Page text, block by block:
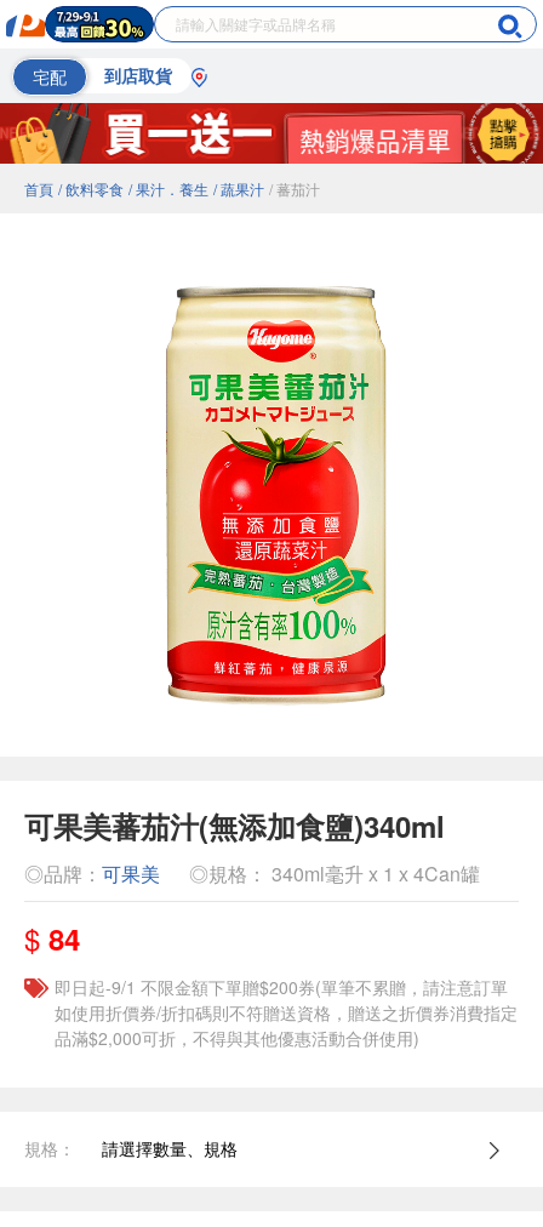
宅配 到店取貨
首頁 / 飲料零食 / 果汁．養生 / 蔬果汁 / 蕃茄汁
可果美蕃茄汁(無添加食鹽)340ml
◎品牌： 可果美 ◎規格： 340ml毫升 x 1 x 4Can罐
$ 84
即日起-9/1 不限金額下單贈$200券(單筆不累贈，請注意訂單
如使用折價券/折扣碼則不符贈送資格，贈送之折價券消費指定
品滿$2,000可折，不得與其他優惠活動合併使用)
規格： 請選擇數量、規格